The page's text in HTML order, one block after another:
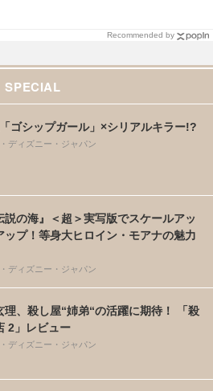
Recommended by
SPECIAL
ゴシップガール」×シリアルキラー!?
ディズニー・ジャパン
説の海』＜超＞実写版でスケールアッ
ップ！等身大ヒロイン・モアナの魅力
ディズニー・ジャパン
理、殺し屋“姉弟“の活躍に期待！ 「殺
2」レビュー
ディズニー・ジャパン